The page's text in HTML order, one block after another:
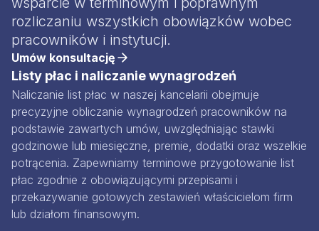
rozliczaniu wszystkich obowiązków wobec
pracowników i instytucji.
Umów konsultację
Listy płac i naliczanie wynagrodzeń
Naliczanie list płac w naszej kancelarii obejmuje
precyzyjne obliczanie wynagrodzeń pracowników na
podstawie zawartych umów, uwzględniając stawki
godzinowe lub miesięczne, premie, dodatki oraz wszelkie
potrącenia. Zapewniamy terminowe przygotowanie list
płac zgodnie z obowiązującymi przepisami i
przekazywanie gotowych zestawień właścicielom firm
lub działom finansowym.